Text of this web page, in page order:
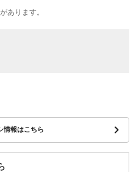
あります。
情報はこちら